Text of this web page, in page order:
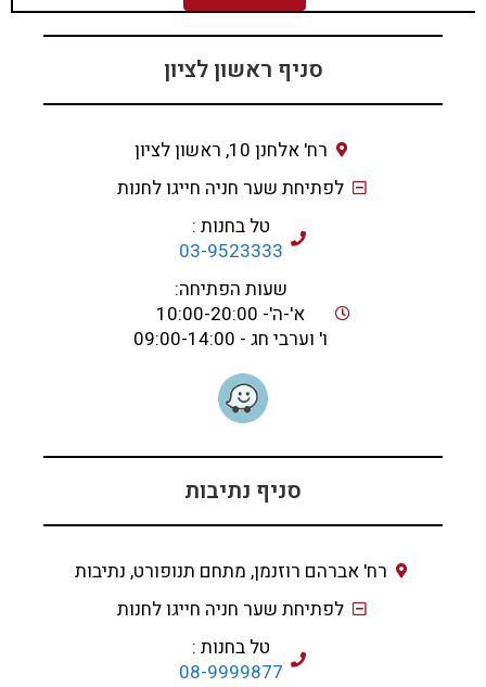
סניף ראשון לציון
רח' אלחנן 10, ראשון לציון
לפתיחת שער חניה חייגו לחנות
טל בחנות :
03-9523333
שעות הפתיחה:
א'-ה'- 10:00-20:00
ו' וערבי חג - 09:00-14:00
סניף נתיבות
רח' אברהם רוזנמן, מתחם תנופורט, נתיבות
לפתיחת שער חניה חייגו לחנות
טל בחנות :
08-9999877